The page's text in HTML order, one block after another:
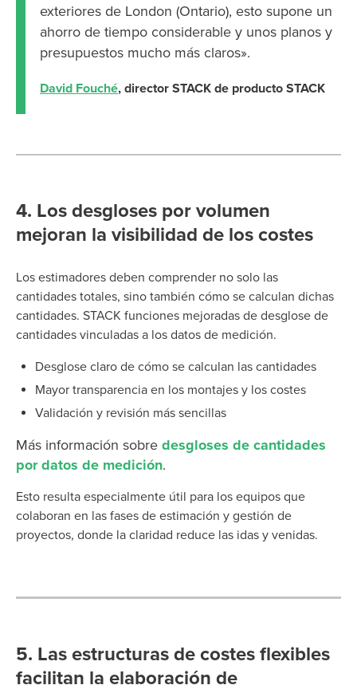
exteriores de London (Ontario), esto supone un
ahorro de tiempo considerable y unos planos y
presupuestos mucho más claros».
David Fouché, director STACK de producto STACK
4. Los desgloses por volumen
mejoran la visibilidad de los costes
Los estimadores deben comprender no solo las
cantidades totales, sino también cómo se calculan dichas
cantidades. STACK funciones mejoradas de desglose de
cantidades vinculadas a los datos de medición.
Desglose claro de cómo se calculan las cantidades
Mayor transparencia en los montajes y los costes
Validación y revisión más sencillas
Más información sobre desgloses de cantidades
por datos de medición.
Esto resulta especialmente útil para los equipos que
colaboran en las fases de estimación y gestión de
proyectos, donde la claridad reduce las idas y venidas.
5. Las estructuras de costes flexibles
facilitan la elaboración de